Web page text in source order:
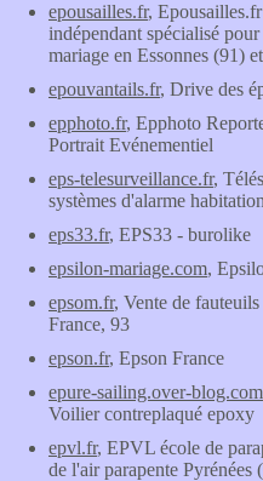
epousailles.fr,
indépendant spécialisé
mariage en Essonnes (91)
epouvantails.fr, Drive des
epphoto.fr, Epphoto
Portrait Evénementiel
eps-telesurveillance.fr,
systèmes d'alarme
eps33.fr, EPS33 - burolike
epsilon-mariage.com,
epsom.fr, Vente de
France, 93
epson.fr, Epson France
epure-sailing.over-blog.com
Voilier contreplaqué epoxy
epvl.fr, EPVL école de
de l'air parapente Pyrénées